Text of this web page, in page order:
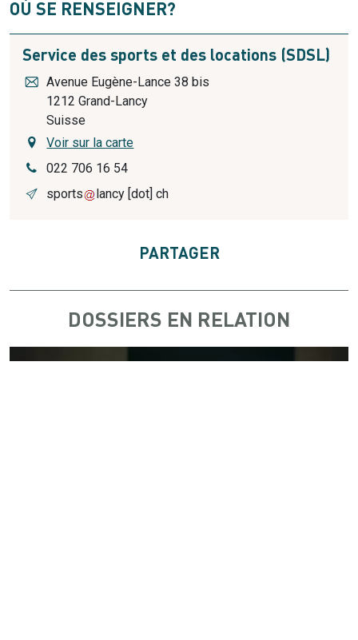
OÙ SE RENSEIGNER?
Service des sports et des locations (SDSL)
Avenue Eugène-Lance 38 bis
1212 Grand-Lancy
Suisse
Voir sur la carte
022 706 16 54
sports
lancy [dot]ch
PARTAGER
DOSSIERS EN RELATION